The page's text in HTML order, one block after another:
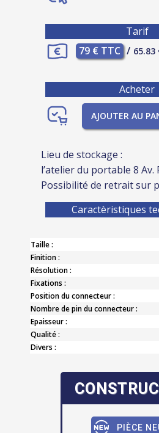
Tarif
79 € TTC / 65.83
Acheter
AJOUTER AU
Lieu de stockage :
l’atelier du portable 8 Av.
Possibilité de retrait sur
Caractèristiques
Taille :
Finition :
Résolution :
Fixations :
Position du connecteur :
Nombre de pin du connecteur :
Epaisseur :
Qualité :
Divers :
PIÈCE